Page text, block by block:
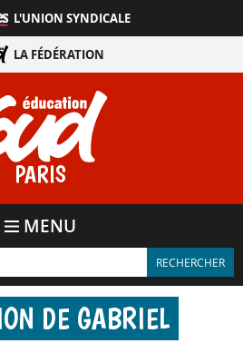
PARIS
L'UNION SYNDICALE
LA FÉDÉRATION
MENU
DE GABRIEL